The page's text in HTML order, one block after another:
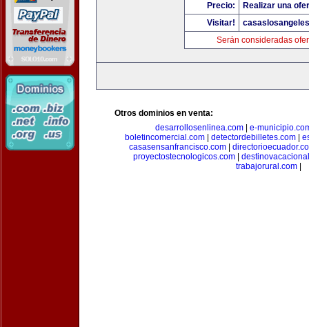
Precio:
Realizar una
Visitar!
Serán consideradas
Otros dominios en venta:
desarrollosenlinea.com
e-
boletincomercial.com
detectordebilletes.com
casasensanfrancisco.com|
proyectostecnologicos.com|
trabajorural.com|